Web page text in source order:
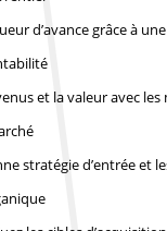
d’avance grâce à
et la valeur avec
stratégie d’entrée et